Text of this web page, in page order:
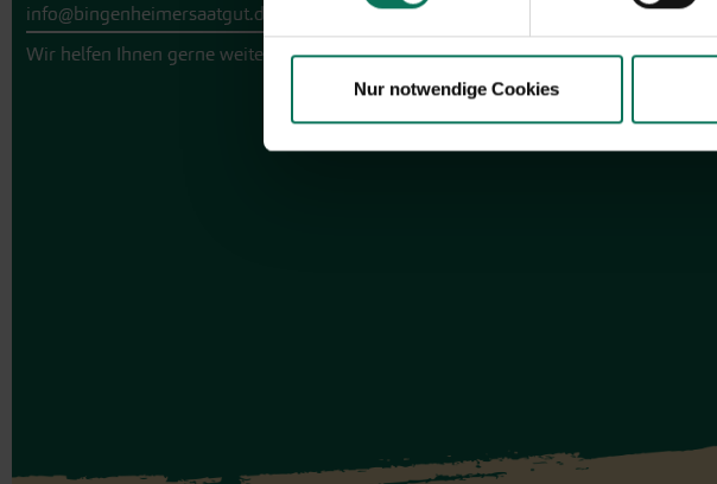
Nur notwendige Cookies
info@bingenheimersaatgut.de
Wir helfen Ihnen gerne weiter.